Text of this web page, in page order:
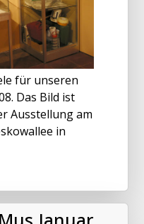
für unseren
Das Bild ist
Ausstellung am
in